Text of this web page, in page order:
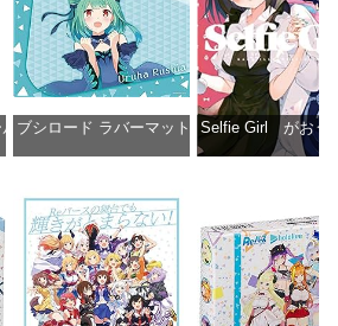
PVC製 塗装済み完成品フィギュア PP942
ブシロード ラバーマットコレクション
Selfie Girl がおう